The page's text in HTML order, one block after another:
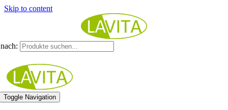
Skip to content
Toggle Navigation